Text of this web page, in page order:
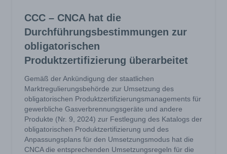
CCC – CNCA hat die
Durchführungsbestimmungen zur
obligatorischen
Produktzertifizierung überarbeitet
Gemäß der Ankündigung der staatlichen
Marktregulierungsbehörde zur Umsetzung des
obligatorischen Produktzertifizierungsmanagements für
gewerbliche Gasverbrennungsgeräte und andere
Produkte (Nr. 9, 2024) zur Festlegung des Katalogs der
obligatorischen Produktzertifizierung und des
Anpassungsplans für den Umsetzungsmodus hat die
CNCA die entsprechenden Umsetzungsregeln für die